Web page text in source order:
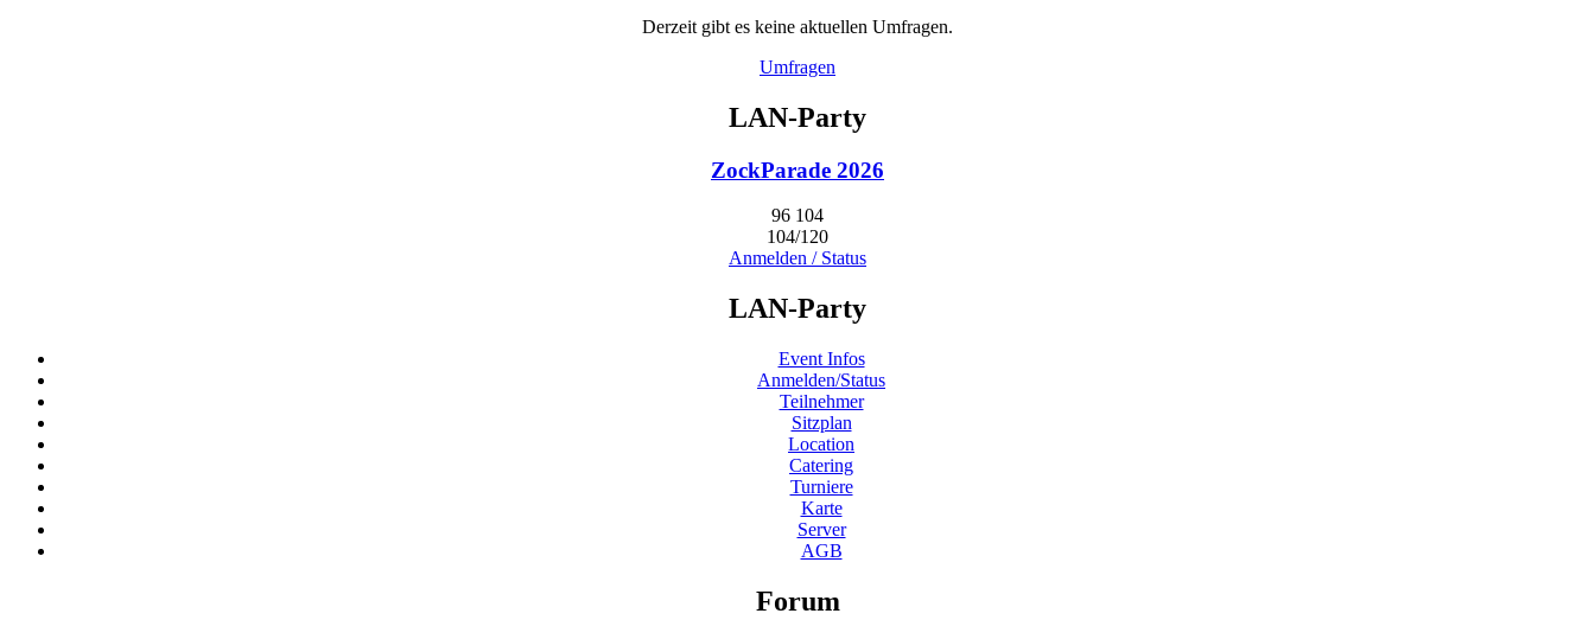
Derzeit gibt es keine aktuellen Umfragen.
Umfragen
LAN-Party
ZockParade 2026
96 104
104/120
Anmelden / Status
LAN-Party
Event Infos
Anmelden/Status
Teilnehmer
Sitzplan
Location
Catering
Turniere
Karte
Server
AGB
Forum